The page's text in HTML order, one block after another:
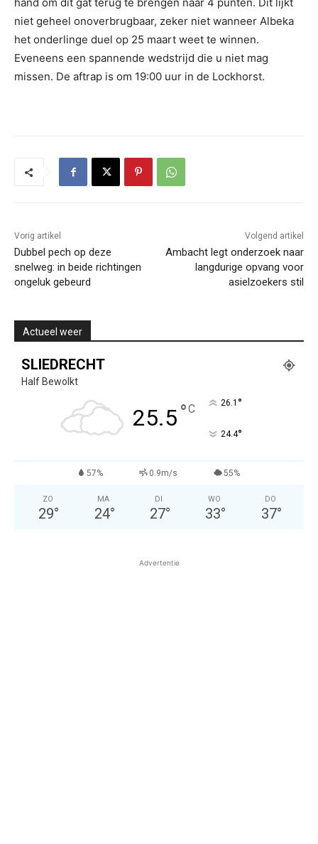
hand om dit gat terug te brengen naar 4 punten. Dit lijkt
niet geheel onoverbrugbaar, zeker niet wanneer Albeka
het onderlinge duel op 25 maart weet te winnen.
Eveneens een spannende wedstrijd die u niet mag
missen. De aftrap is om 19:00 uur in de Lockhorst.
Vorig artikel
Dubbel pech op deze
snelweg: in beide richtingen
ongeluk gebeurd
Volgend artikel
Ambacht legt onderzoek naar
langdurige opvang voor
asielzoekers stil
Actueel weer
SLIEDRECHT
Half Bewolkt
25.5°C 26.1 °
24.4°
57% 0.9m/s 55%
ZO
29°
MA
24°
DI
27°
WO
33°
DO
37°
Advertentie